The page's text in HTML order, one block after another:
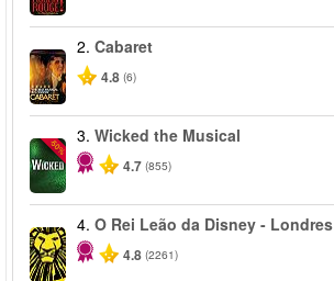
2. Cabaret
4.8 (6)
-50%
3. Wicked the Musical
4.7 (855)
4. O Rei Leão da Disney - Londres
4.8 (2261)